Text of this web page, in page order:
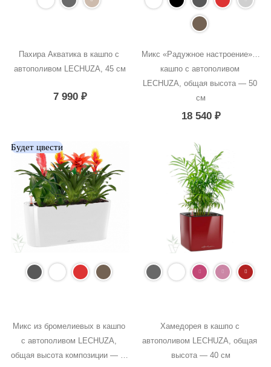
Пахира Акватика в кашпо с
автополивом LECHUZA, 45 см
7 990 ₽
Микс «Радужное настроение» в
кашпо с автополивом
LECHUZA, общая высота — 50
см
18 540 ₽
Будет цвести
Микс из бромелиевых в кашпо
с автополивом LECHUZA,
общая высота композиции — 50
Хамедорея в кашпо с
автополивом LECHUZA, общая
высота — 40 см